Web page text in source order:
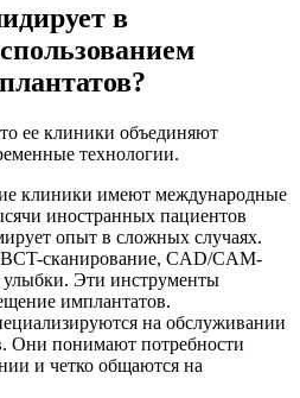
в
ее клиники объединяют
технологии.
клиники имеют международные
иностранных пациентов
опыт в сложных случаях.
сканирование, CAD/CAM-
Эти инструменты
имплантатов.
на обслуживании
Они понимают потребности
и четко общаются на